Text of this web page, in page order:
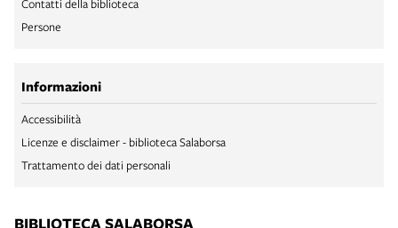
Contatti della biblioteca
Persone
Informazioni
Accessibilità
Licenze e disclaimer - biblioteca Salaborsa
Trattamento dei dati personali
BIBLIOTECA SALABORSA